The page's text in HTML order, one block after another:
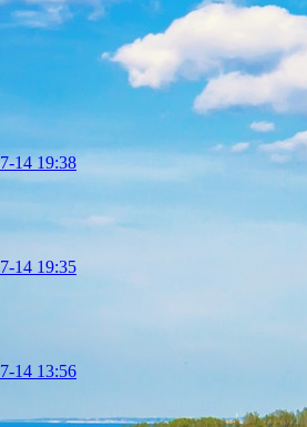
14 19:38
14 19:35
14 13:56